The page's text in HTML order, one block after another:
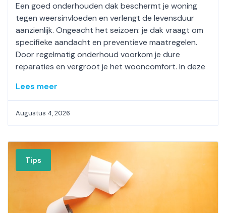
Een goed onderhouden dak beschermt je woning
tegen weersinvloeden en verlengt de levensduur
aanzienlijk. Ongeacht het seizoen: je dak vraagt om
specifieke aandacht en preventieve maatregelen.
Door regelmatig onderhoud voorkom je dure
reparaties en vergroot je het wooncomfort. In deze
Lees meer
Augustus 4, 2026
Tips